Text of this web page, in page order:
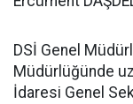
DSİ Genel
Müdürlüğünde
İdaresi Genel